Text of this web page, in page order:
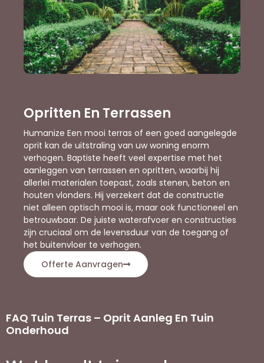
Opritten En Terrassen
Humanize Een mooi terras of een goed aangelegde
oprit kan de uitstraling van uw woning enorm
verhogen. Baptiste heeft veel expertise met het
aanleggen van terrassen en opritten, waarbij hij
allerlei materialen toepast, zoals stenen, beton en
houten vlonders. Hij verzekert dat de constructie
niet alleen optisch mooi is, maar ook functioneel en
betrouwbaar. De juiste waterafvoer en constructies
zijn cruciaal om de levensduur van de toegang of
het buitenvloer te verhogen.
Offerte Aanvragen
FAQ Tuin Terras – Oprit Aanleg En Tuin
Onderhoud